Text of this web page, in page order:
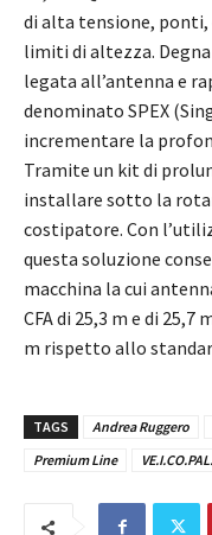
di alta tensione, ponti,
limiti di altezza.
legata all’antenna e
denominato SPEX
incrementare la
Tramite un kit di
installare sotto la
costipatore. Con
questa soluzione
macchina la cui
CFA di 25,3 m e di
m rispetto allo
TAGS Andrea Ruggero
Premium Line
VE.I.CO.PAL.